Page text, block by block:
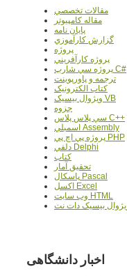
مقالات تخصصي
مقاله کامپیوتر
پایان نامه
گزارش کارآموزي
پروژه
پروژه کارآفريني
پروژه سي شارپ C#
ترجمه و پاورپوينت
کتاب الکترونيک
ويژوال بيسيک VB
جزوه
سي پلاس پلاس C++
اسمبلي Assembly
پروژه پي اچ پي PHP
دلفي Delphi
کتاب
تحقيق آمار
پاسکال Pascal
اکسل Excel
وب سايت HTML
اخبار دانشگاهی